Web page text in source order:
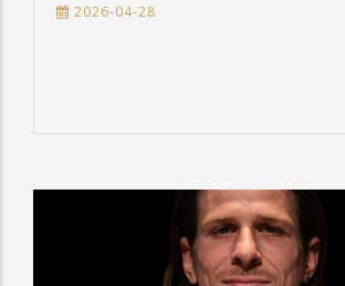
2026-04-28